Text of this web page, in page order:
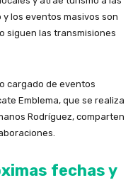
y los eventos masivos son
siguen las transmisiones
cargado de eventos
Emblema, que se realiza
Rodríguez, comparten
fechas y